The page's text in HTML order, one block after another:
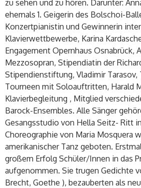
zu sehen und zu hören. Darunter:
ehemals 1. Geigerin des Bolschoi-
Konzertpianistin und Gewinnerin
Klavierwettbewerbe, Karina
Engagement Opernhaus Osnabrück,
Mezzosopran, Stipendiatin der
Stipendienstiftung, Vladimir Tarasov,
Tourneen mit Soloauftritten, Harald
Klavierbegleitung , Mitglied
Barock-Ensembles. Alle Sänger
Gesangsstudio von Hella Seitz- Ritt
Choreographie von Maria Mosquera
amerikanischer Tanz geboten.
großem Erfolg Schüler/Innen in das
aufgenommen. Sie trugen Gedichte
Brecht, Goethe ), bezauberten als